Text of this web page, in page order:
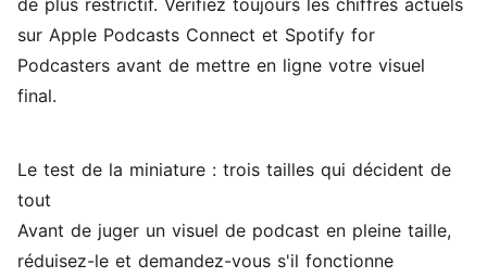
de plus restrictif. Vérifiez toujours les chiffres actuels
sur Apple Podcasts Connect et Spotify for
Podcasters avant de mettre en ligne votre visuel
final.
Le test de la miniature : trois tailles qui décident de
tout
Avant de juger un visuel de podcast en pleine taille,
réduisez-le et demandez-vous s'il fonctionne